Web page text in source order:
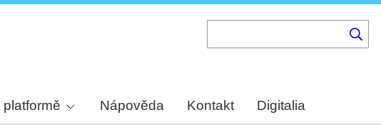
platformě Nápověda Kontakt Digitalia